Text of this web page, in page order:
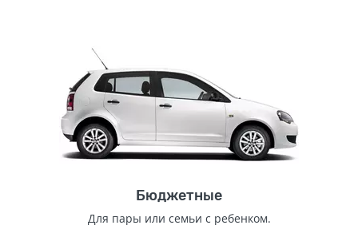
Бюджетные
Для пары или семьи с ребенком.